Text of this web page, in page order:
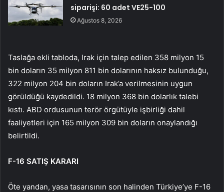
siparişi: 60 adet VE25-100
Ağustos 8, 2026
Taslağa ekli tabloda, Irak için talep edilen 358 milyon 15
bin doların 35 milyon 811 bin dolarının haksız bulunduğu,
322 milyon 204 bin doların Irak’a verilmesinin uygun
görüldüğü kaydedildi. 18 milyon 368 bin dolarlık talebi
kıstı. ABD ordusunun terör örgütüyle işbirliği dahil
faaliyetleri için 165 milyon 309 bin doların onaylandığı
belirtildi.
F-16 SATIŞ KARARI
Öte yandan, yasa tasarısının son halinden Türkiye’ye F-16